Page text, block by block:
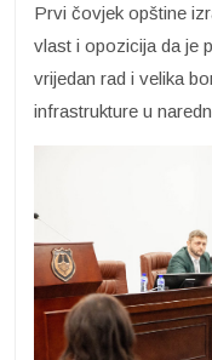
Prvi čovjek opštine
vlast i opozicija da je
vrijedan rad i velika
infrastrukture u